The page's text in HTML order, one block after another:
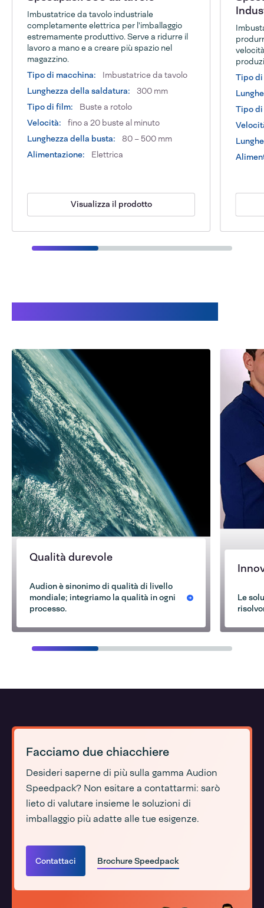
Imbustatrice da tavolo industriale
completamente elettrica per l'imballaggio
estremamente produttivo. Serve a ridurre il
lavoro a mano e a creare più spazio nel
magazzino.
Tipo di macchina:
Imbustatrice da tavolo
Lunghezza della saldatura:
300 mm
Tipo di film:
Buste a rotolo
Velocità:
fino a 20 buste al minuto
Lunghezza della busta:
80 – 500 mm
Alimentazione:
Elettrica
Visualizza il prodotto
Tipo
Tipo
Qualità durevole
Audion è sinonimo di qualità di livello
mondiale; integriamo la qualità in ogni
processo.
Le
Facciamo due chiacchiere
Desideri saperne di più sulla gamma Audion
Speedpack? Non esitare a contattarmi: sarò
lieto di valutare insieme le soluzioni di
imballaggio più adatte alle tue esigenze.
Contattaci Brochure Speedpack